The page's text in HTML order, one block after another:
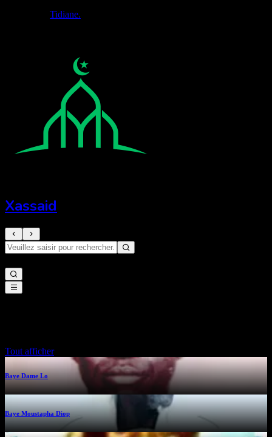
Tidiane.
Xassaid
Tout afficher
Baye Dame Lo
Baye Moustapha Diop